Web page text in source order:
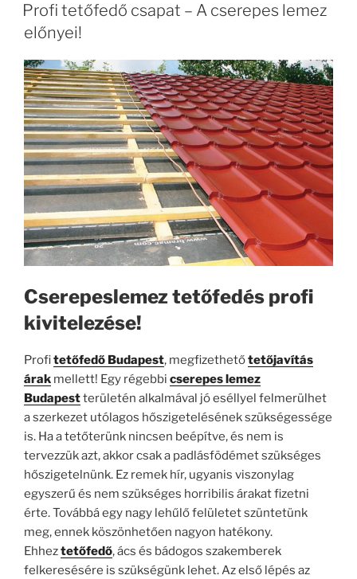
Profi tetőfedő csapat – A cserepes lemez
előnyei!
Cserepeslemez tetőfedés profi
kivitelezése!
Profitetőfedő Budapest, megfizethetőtetőjavítás
árak mellett! Egy régebbi cserepes lemez
Budapestterületén alkalmával jó eséllyel felmerülhet
a szerkezet utólagos hőszigetelésének szükségessége
is. Ha a tetőterünk nincsen beépítve, és nem is
tervezzük azt, akkor csak a padlásfödémet szükséges
hőszigetelnünk. Ez remek hír, ugyanis viszonylag
egyszerű és nem szükséges horribilis árakat fizetni
érte. Továbbá egy nagy lehűlő felületet szüntetünk
meg, ennek köszönhetően nagyon hatékony.
Ehheztetőfedő, ács és bádogos szakemberek
felkeresésére is szükségünk lehet. Az első lépés az